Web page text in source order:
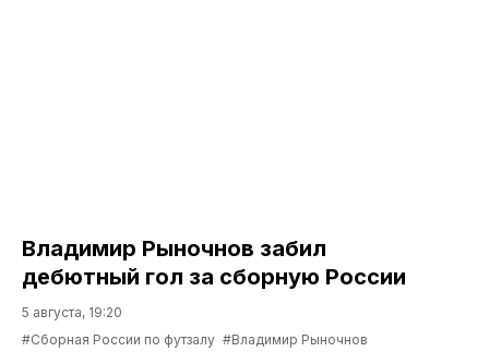
Владимир Рыночнов забил
дебютный гол за сборную России
5 августа, 19:20
#Сборная России по футзалу #Владимир Рыночнов